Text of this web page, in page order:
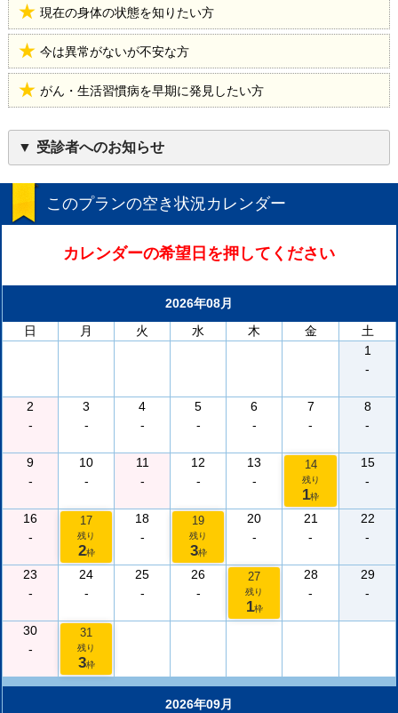
現在の身体の状態を知りたい方
今は異常がないが不安な方
がん・生活習慣病を早期に発見したい方
受診者へのお知らせ
このプランの空き状況カレンダー
カレンダーの希望日を押してください
2026年08月
日
月 火 水 木 金
土
1
-
2
-
3
-
4
-
5
-
6
-
7
-
8
-
9
-
10
-
11
-
12
-
13
-
14
残り
1枠
15
-
16
-
17
残り
2枠
18
-
19
残り
3枠
20
-
21
-
22
-
23
-
24
-
25
-
26
-
27
残り
1枠
28
-
29
-
30
-
31
残り
3枠
2026年09月